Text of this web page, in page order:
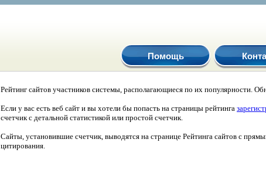
Помощь
Рейтинг сайтов участников системы, располагающиеся по их популярности.
Если у вас есть веб сайт и вы хотели бы попасть на страницы рейтинга
счетчик с детальной статистикой или простой счетчик.
Сайты, установившие счетчик, выводятся на странице Рейтинга сайтов с
цитирования.